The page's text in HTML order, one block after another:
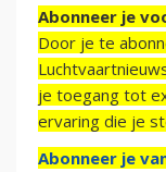
Abonneer je
Door je te
je toegang tot
ervaring die je
Abonneer je